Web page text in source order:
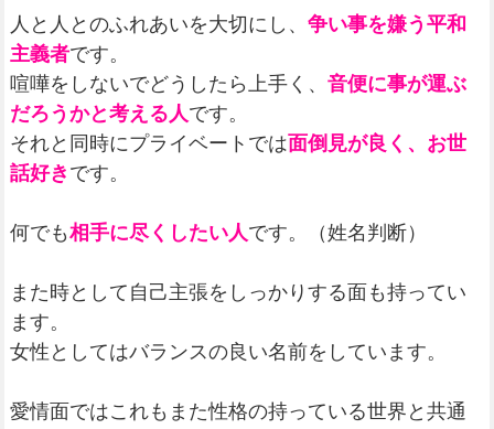
人と人とのふれあいを大切にし、 争い事を嫌う平和
主義者です。
喧嘩をしないでどうしたら上手く、 音便に事が運ぶ
だろうかと考える人です。
それと同時にプライベートでは面倒見が良く、お世
話好き です。
何でも相手に尽くしたい人です。（姓名判断）
また時として自己主張をしっかりする面も持ってい
ます。
女性としてはバランスの良い名前をしています。
愛情面ではこれもまた性格の持っている世界と共通